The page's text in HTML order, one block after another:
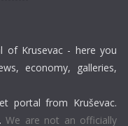
of Krusevac - here you
economy, galleries,
portal from Kruševac.
We are not an officially